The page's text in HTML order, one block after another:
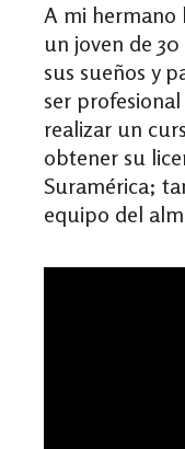
A mi hermano
un joven de
sus sueños y
ser
realizar un
obtener su
Suramérica;
equipo del